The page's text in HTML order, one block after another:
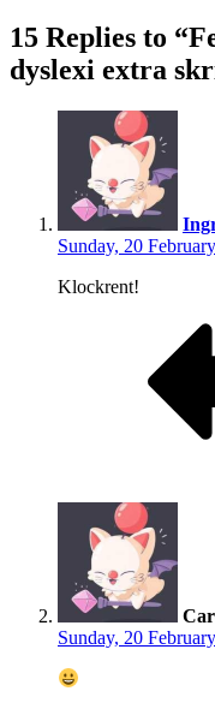
15 Replies to
dyslexi extra
Sunday, 20
Klockrent!
Sunday, 20